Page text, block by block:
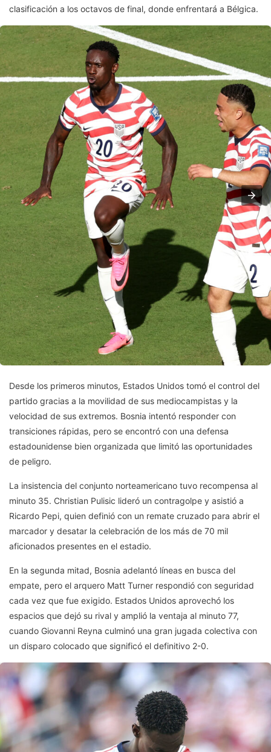
clasificación a los octavos de final, donde enfrentará a Bélgica.
Desde los primeros minutos, Estados Unidos tomó el control del
partido gracias a la movilidad de sus mediocampistas y la
velocidad de sus extremos. Bosnia intentó responder con
transiciones rápidas, pero se encontró con una defensa
estadounidense bien organizada que limitó las oportunidades
de peligro.
La insistencia del conjunto norteamericano tuvo recompensa al
minuto 35. Christian Pulisic lideró un contragolpe y asistió a
Ricardo Pepi, quien definió con un remate cruzado para abrir el
marcador y desatar la celebración de los más de 70 mil
aficionados presentes en el estadio.
En la segunda mitad, Bosnia adelantó líneas en busca del
empate, pero el arquero Matt Turner respondió con seguridad
cada vez que fue exigido. Estados Unidos aprovechó los
espacios que dejó su rival y amplió la ventaja al minuto 77,
cuando Giovanni Reyna culminó una gran jugada colectiva con
un disparo colocado que significó el definitivo 2-0.